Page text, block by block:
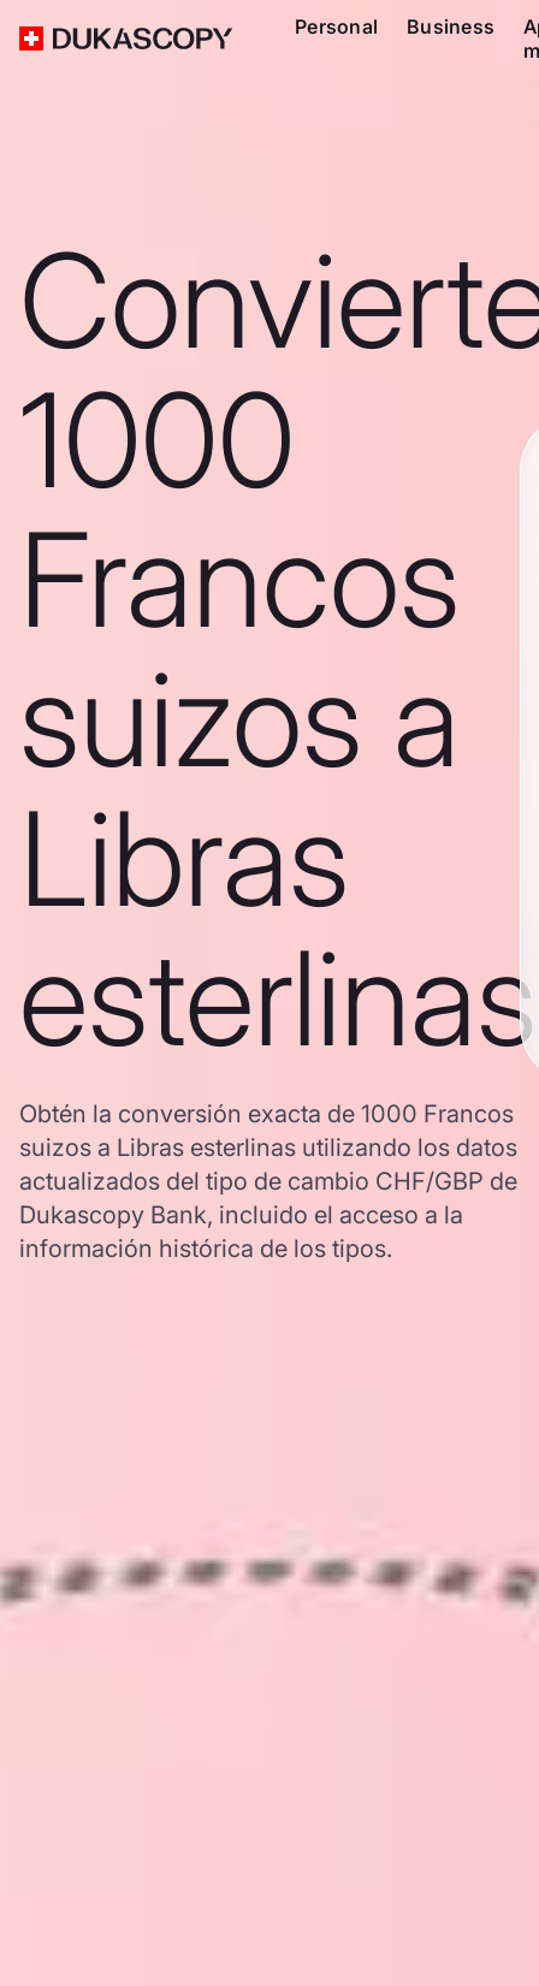
Personal Business
1000
Francos
suizos a
Libras
esterlinas
Obtén la conversión exacta de 1000 Francos
suizos a Libras esterlinas utilizando los datos
actualizados del tipo de cambio CHF/GBP de
Dukascopy Bank, incluido el acceso a la
información histórica de los tipos.